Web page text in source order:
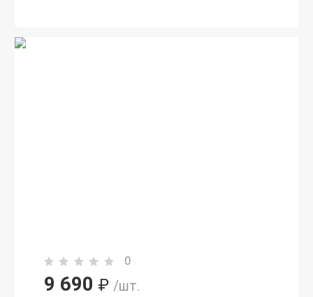
0
9 690 ₽ /шт.